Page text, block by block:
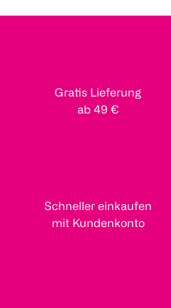
Gratis Lieferung
ab 49 €
Schneller einkaufen
mit Kundenkonto